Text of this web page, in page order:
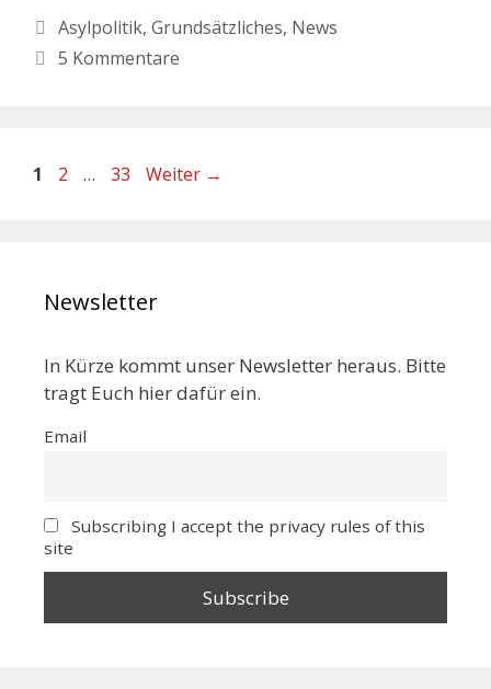
Asylpolitik, Grundsätzliches, News
5 Kommentare
1 2 … 33 Weiter →
Newsletter
In Kürze kommt unser Newsletter heraus. Bitte
tragt Euch hier dafür ein.
Email
Subscribing I accept the privacy rules of this
site